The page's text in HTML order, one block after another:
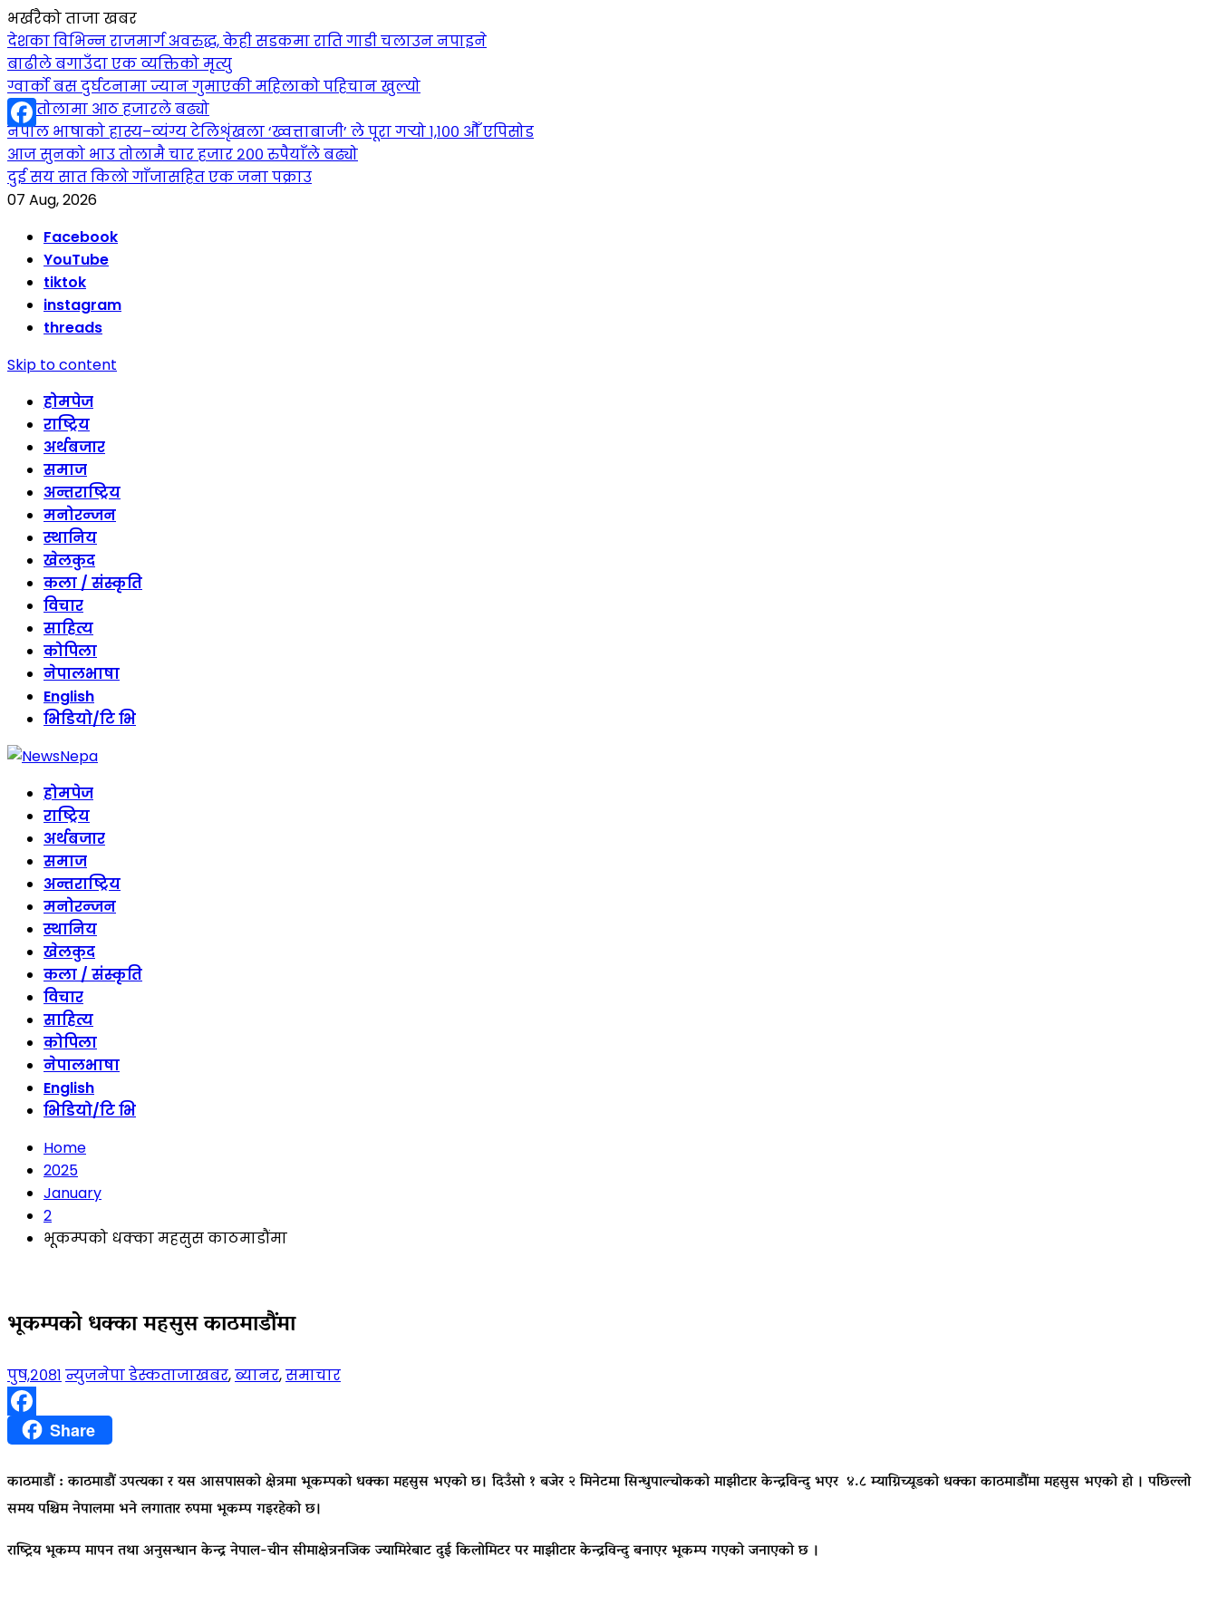
भर्खरैको ताजा खबर
देशका विभिन्न राजमार्ग अवरुद्ध, केही सडकमा राति गाडी चलाउन नपाइने
बाढीले बगाउँदा एक व्यक्तिको मृत्यु
ग्वार्को बस दुर्घटनामा ज्यान गुमाएकी महिलाको पहिचान खुल्यो
सुन तोलामा आठ हजारले बढ्यो
नेपाल भाषाको हास्य–व्यंग्य टेलिशृंखला ‘ख्वत्ताबाजी’ ले पूरा गर्‍यो १,१०० औँ एपिसोड
आज सुनको भाउ तोलामै चार हजार २०० रुपैयाँले बढ्यो
दुई सय सात किलो गाँजासहित एक जना पक्राउ
07 Aug, 2026
Facebook
YouTube
tiktok
instagram
threads
Skip to content
होमपेज
राष्ट्रिय
अर्थबजार
समाज
अन्तराष्ट्रिय
मनोरन्जन
स्थानिय
खेलकुद
कला / संस्कृति
विचार
साहित्य
कोपिला
नेपालभाषा
English
भिडियो/टि भि
होमपेज
राष्ट्रिय
अर्थबजार
समाज
अन्तराष्ट्रिय
मनोरन्जन
स्थानिय
खेलकुद
कला / संस्कृति
विचार
साहित्य
कोपिला
नेपालभाषा
English
भिडियो/टि भि
Home
2025
January
2
भूकम्पको धक्का महसुस काठमाडौंमा
भूकम्पको धक्का महसुस काठमाडौंमा
पुष,२०८१ न्युजनेपा डेस्कताजाखबर,ब्यानर,समाचार
FacebookShare
काठमाडौं:काठमाडौं उपत्यका र यस आसपासको क्षेत्रमा भूकम्पको धक्का महसुस भएको छ। दिउँसो १ बजेर २ मिनेटमा सिन्धुपाल्चोकको माझीटार केन्द्रविन्दु भएर ४.८ म्याग्निच्यूडको धक्का काठमाडाैंमा महसुस भएको हो । पछिल्लो
समय पश्चिम नेपालमा भने लगातार रुपमा भूकम्प गइरहेको छ।
राष्ट्रिय भूकम्प मापन तथा अनुसन्धान केन्द्र नेपाल-चीन सीमाक्षेत्रनजिक ज्यामिरेबाट दुई किलाेमिटर पर माझीटार केन्द्रविन्दु बनाएर भूकम्प गएको जनाएको छ ।
Facebook